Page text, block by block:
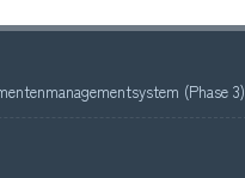
(Phase 3)